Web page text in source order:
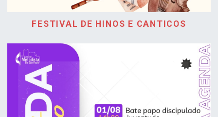
FESTIVAL DE HINOS E CANTICOS